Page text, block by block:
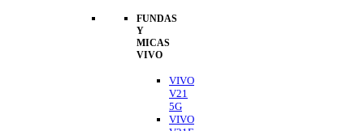
FUNDAS
Y
MICAS
VIVO
VIVO
V21
5G
VIVO